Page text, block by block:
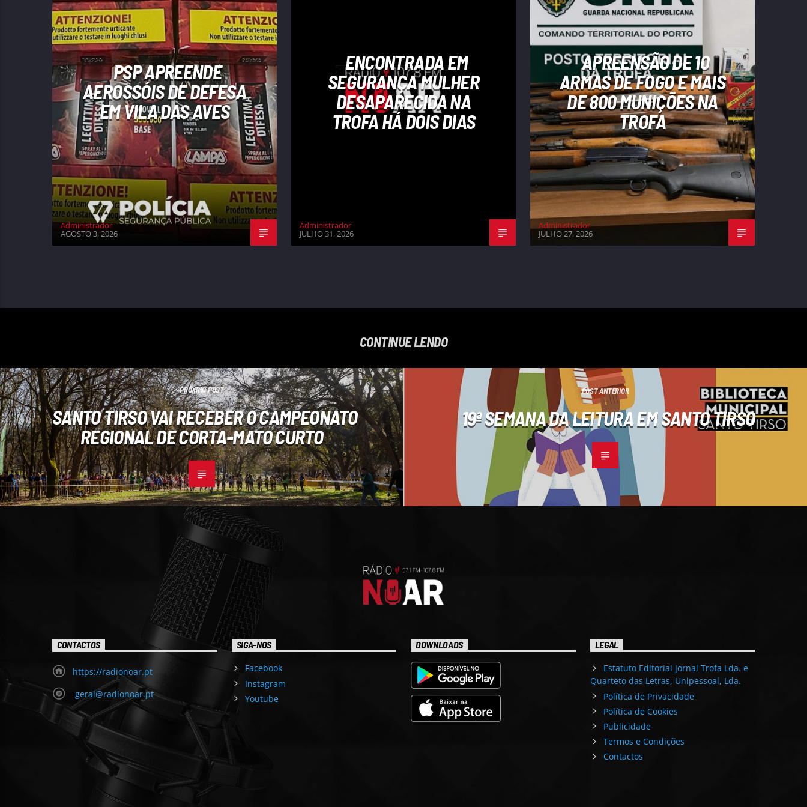
PSP APREENDE
AEROSSÓIS DE DEFESA
EM VILA DAS AVES
Administrador
AGOSTO 3, 2026
ENCONTRADA EM
SEGURANÇA MULHER
DESAPARECIDA NA
TROFA HÁ DOIS DIAS
Administrador
JULHO 31, 2026
APREENSÃO DE 10
ARMAS DE FOGO E MAIS
DE 800 MUNIÇÕES NA
TROFA
Administrador
JULHO 27, 2026
CONTINUE LENDO
PRÓXIMO POST
SANTO TIRSO VAI RECEBER O CAMPEONATO
REGIONAL DE CORTA-MATO CURTO
POST ANTERIOR
19ª SEMANA DA LEITURA EM SANTO TIRSO
CONTACTOS
https://radionoar.pt
geral@radionoar.pt
SIGA-NOS
Facebook
Instagram
Youtube
DOWNLOADS LEGAL
Estatuto Editorial Jornal Trofa Lda. e
Quarteto das Letras, Unipessoal, Lda.
Política de Privacidade
Política de Cookies
Publicidade
Termos e Condições
Contactos